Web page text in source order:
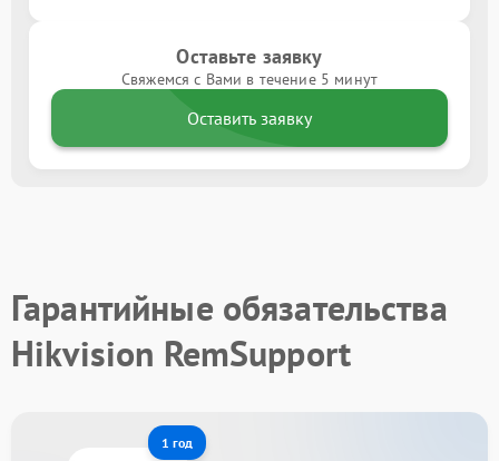
Оставьте заявку
Свяжемся с Вами в течение 5 минут
Оставить заявку
Гарантийные обязательства
Hikvision RemSupport
1 год